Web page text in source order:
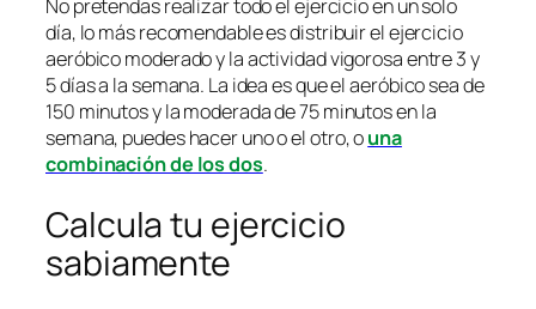
No pretendas realizar todo el ejercicio en un solo
día, lo más recomendable es distribuir el ejercicio
aeróbico moderado y la actividad vigorosa entre 3 y
5 días a la semana. La idea es que el aeróbico sea de
150 minutos y la moderada de 75 minutos en la
semana, puedes hacer uno o el otro, ouna
combinación de los dos.
Calcula tu ejercicio
sabiamente